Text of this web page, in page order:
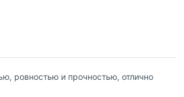
ровностью и прочностью, отлично